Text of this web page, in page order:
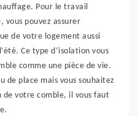
Pour le travail
vous pouvez assurer
de votre logement aussi
Ce type d’isolation vous
comme une pièce de vie.
de place mais vous souhaitez
de votre comble, il vous faut